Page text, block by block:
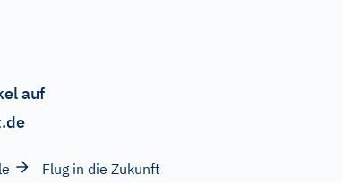
auf
Flug in die Zukunft